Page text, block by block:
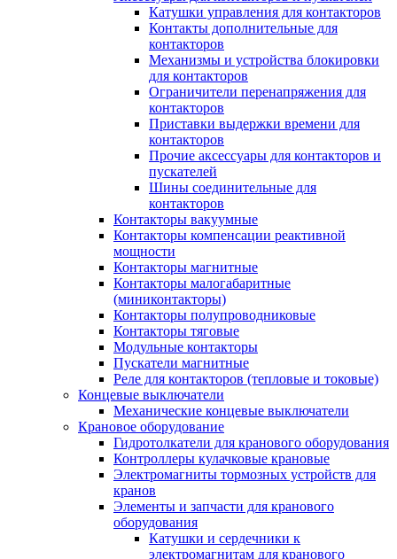
Катушки управления для контакторов
Контакты дополнительные для
контакторов
Механизмы и устройства блокировки
для контакторов
Ограничители перенапряжения для
контакторов
Приставки выдержки времени для
контакторов
Прочие аксессуары для контакторов и
пускателей
Шины соединительные для
контакторов
Контакторы вакуумные
Контакторы компенсации реактивной
мощности
Контакторы магнитные
Контакторы малогабаритные
(миниконтакторы)
Контакторы полупроводниковые
Контакторы тяговые
Модульные контакторы
Пускатели магнитные
Реле для контакторов (тепловые и токовые)
Концевые выключатели
Механические концевые выключатели
Крановое оборудование
Гидротолкатели для кранового оборудования
Контроллеры кулачковые крановые
Электромагниты тормозных устройств для
кранов
Элементы и запчасти для кранового
оборудования
Катушки и сердечники к
электромагнитам для кранового